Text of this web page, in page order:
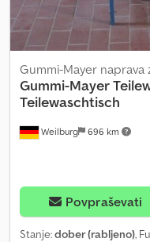
Weilburg 696 km
Gummi-Mayer naprava
Gummi-Mayer
Teilewaschtisch
Povpraševati
Stanje:dober (rabljeno),